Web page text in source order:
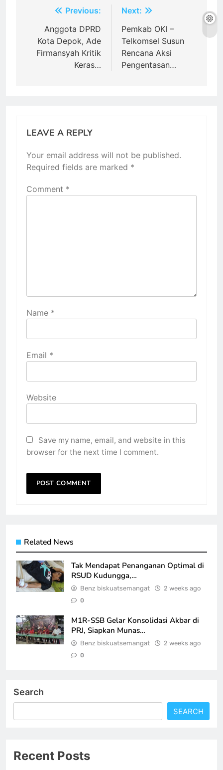
navigation
Previous:
Anggota DPRD
Kota Depok, Ade
Firmansyah Kritik
Keras…
Next:
Pemkab OKI –
Telkomsel Susun
Rencana Aksi
Pengentasan…
LEAVE A REPLY
Your email address will not be published.
Required fields are marked *
Comment *
Name *
Email *
Website
Save my name, email, and website in this
browser for the next time I comment.
Related News
Tak Mendapat Penanganan Optimal di
RSUD Kudungga,…
Benz biskuatsemangat 2 weeks ago
0
M1R-SSB Gelar Konsolidasi Akbar di
PRJ, Siapkan Munas…
Benz biskuatsemangat 2 weeks ago
0
Search
SEARCH
Recent Posts